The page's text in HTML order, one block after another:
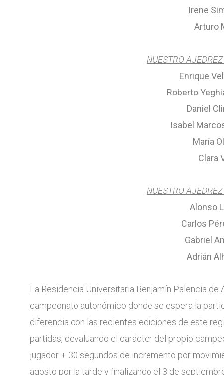
Irene
Arturo
NUESTRO
Enrique
Roberto
Daniel
Isabel
María
Clara
NUESTRO
Alonso
Carlos
Gabriel
Adrián
La Residencia Universitaria Benjamín Palencia
campeonato autonómico donde se espera la
diferencia con las recientes ediciones de este
partidas, devaluando el carácter del propio
jugador + 30 segundos de incremento por
agosto por la tarde y finalizando el 3 de